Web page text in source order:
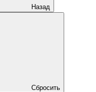
Назад
Сбросить